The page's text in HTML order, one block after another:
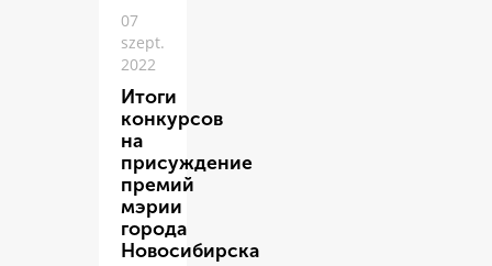
07
szept.
2022
Итоги
конкурсов
на
присуждение
премий
мэрии
города
Новосибирска